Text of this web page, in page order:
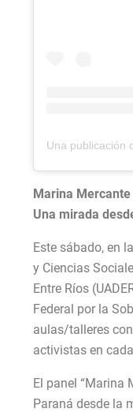
Marina
Una mirada
Este sábado, en
y Ciencias
Entre Ríos
Federal por la
aulas/talleres
activistas en
El panel “Marina
Paraná desde la